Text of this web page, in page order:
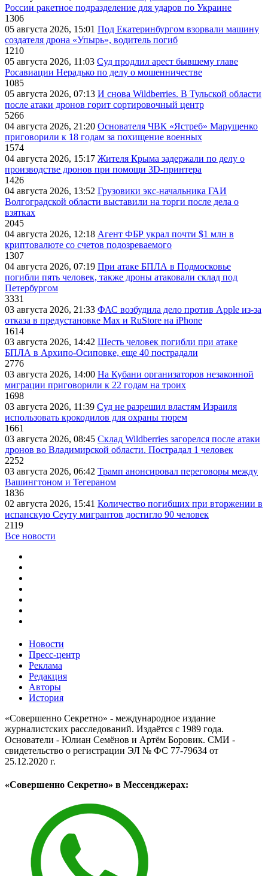
России ракетное подразделение для ударов по Украине
1306
05 августа 2026, 15:01 Под Екатеринбургом взорвали машину
создателя дрона «Упырь», водитель погиб
1210
05 августа 2026, 11:03 Суд продлил арест бывшему главе
Росавиации Нерадько по делу о мошенничестве
1085
05 августа 2026, 07:13 И снова Wildberries. В Тульской области
после атаки дронов горит сортировочный центр
5266
04 августа 2026, 21:20 Основателя ЧВК «Ястреб» Марущенко
приговорили к 18 годам за похищение военных
1574
04 августа 2026, 15:17 Жителя Крыма задержали по делу о
производстве дронов при помощи 3D‑принтера
1426
04 августа 2026, 13:52 Грузовики экс-начальника ГАИ
Волгоградской области выставили на торги после дела о
взятках
2045
04 августа 2026, 12:18 Агент ФБР украл почти $1 млн в
криптовалюте со счетов подозреваемого
1307
04 августа 2026, 07:19 При атаке БПЛА в Подмосковье
погибли пять человек, также дроны атаковали склад под
Петербургом
3331
03 августа 2026, 21:33 ФАС возбудила дело против Apple из-за
отказа в предустановке Max и RuStore на iPhone
1614
03 августа 2026, 14:42 Шесть человек погибли при атаке
БПЛА в Архипо-Осиповке, еще 40 пострадали
2776
03 августа 2026, 14:00 На Кубани организаторов незаконной
миграции приговорили к 22 годам на троих
1698
03 августа 2026, 11:39 Суд не разрешил властям Израиля
использовать крокодилов для охраны тюрем
1661
03 августа 2026, 08:45 Склад Wildberries загорелся после атаки
дронов во Владимирской области. Пострадал 1 человек
2252
03 августа 2026, 06:42 Трамп анонсировал переговоры между
Вашингтоном и Тегераном
1836
02 августа 2026, 15:41 Количество погибших при вторжении в
испанскую Сеуту мигрантов достигло 90 человек
2119
Все новости
Новости
Пресс-центр
Реклама
Редакция
Авторы
История
«Совершенно Секретно» - международное издание
журналистских расследований. Издаётся с 1989 года.
Основатели - Юлиан Семёнов и Артём Боровик. CМИ -
свидетельство о регистрации ЭЛ № ФС 77-79634 от
25.12.2020 г.
«Совершенно Секретно» в Мессенджерах: